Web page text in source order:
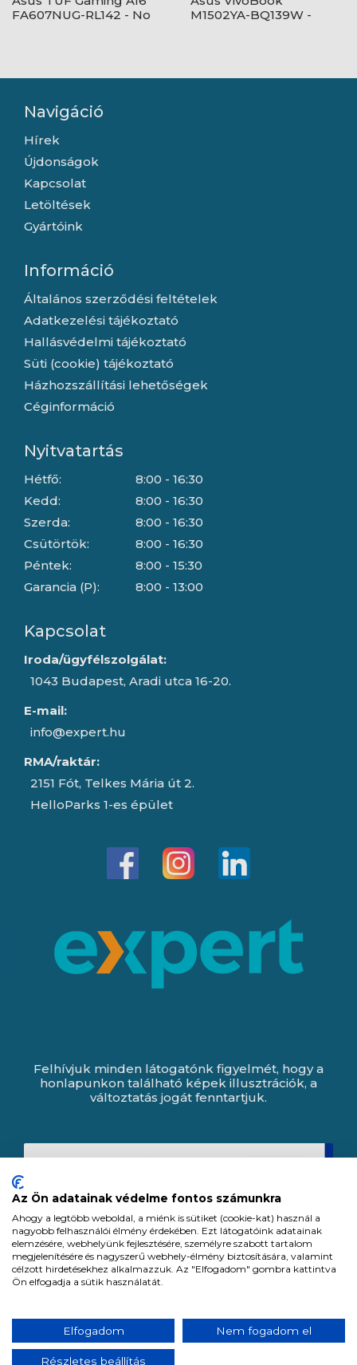
FA607NUG-RL142 - No
M1502YA-BQ139W -
Navigáció
Hírek
Újdonságok
Kapcsolat
Letöltések
Gyártóink
Információ
Általános szerződési feltételek
Adatkezelési tájékoztató
Hallásvédelmi tájékoztató
Süti (cookie) tájékoztató
Házhozszállítási lehetőségek
Céginformáció
Nyitvatartás
Hétfő:
Kedd:
Szerda:
Csütörtök:
Péntek:
Garancia (P):
8:00 - 16:30
8:00 - 16:30
8:00 - 16:30
8:00 - 16:30
8:00 - 15:30
8:00 - 13:00
Kapcsolat
Iroda/ügyfélszolgálat:
1043 Budapest, Aradi utca 16-20.
E-mail:
info@expert.hu
RMA/raktár:
2151 Fót, Telkes Mária út 2.
HelloParks 1-es épület
Felhívjuk minden látogatónk figyelmét, hogy a
honlapunkon található képek illusztrációk, a
változtatás jogát fenntartjuk.
Minden jog fenntartva. All rights reserved.
Tervezte és készítette:
Az Ön adatainak védelme fontos számunkra
Ahogy a legtöbb weboldal, a miénk is sütiket (cookie-kat) használ a
nagyobb felhasználói élmény érdekében. Ezt látogatóink adatainak
elemzésére, webhelyünk fejlesztésére, személyre szabott tartalom
megjelenítésére és nagyszerű webhely-élmény biztosítására, valamint
célzott hirdetésekhez alkalmazzuk. Az "Elfogadom" gombra kattintva
Ön elfogadja a sütik használatát.
Elfogadom Nem fogadom el
Részletes beállítás